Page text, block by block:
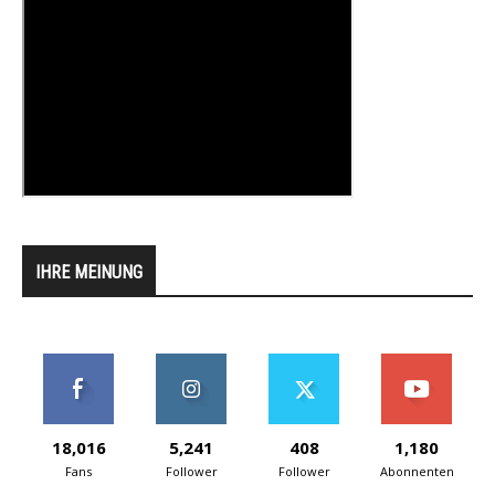
IHRE MEINUNG
18,016
Fans
5,241
Follower
408
Follower
1,180
Abonnenten